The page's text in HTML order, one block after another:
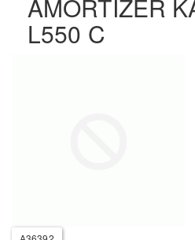
AMORTIZER
L550 C